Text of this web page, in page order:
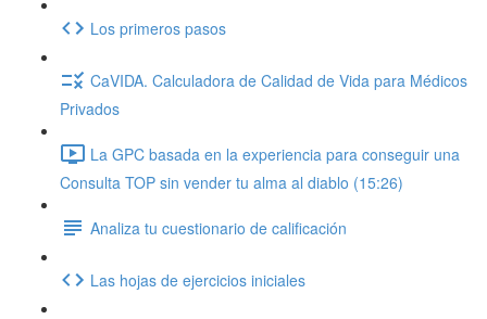
Los primeros pasos
CaVIDA. Calculadora de Calidad de Vida para Médicos
Privados
La GPC basada en la experiencia para conseguir una
Consulta TOP sin vender tu alma al diablo (15:26)
Analiza tu cuestionario de calificación
Las hojas de ejercicios iniciales